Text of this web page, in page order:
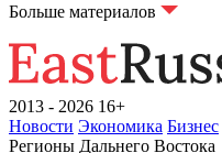
Больше материалов
2013 - 2026 16+
Новости Экономика Бизнес
Регионы Дальнего Востока